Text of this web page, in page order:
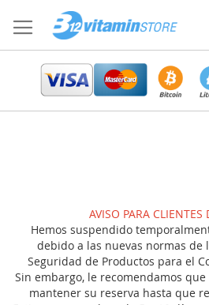
al
contenido
AVISO PARA CLIENTES
Hemos suspendido
debido a las nuevas normas de
Seguridad de Productos para el
Sin embargo, le recomendamos
mantener su reserva hasta que